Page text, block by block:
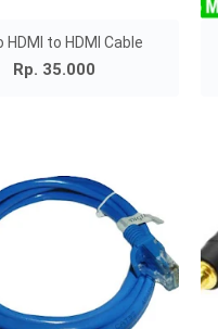
HDMI to HDMI Cable
Rp. 35.000